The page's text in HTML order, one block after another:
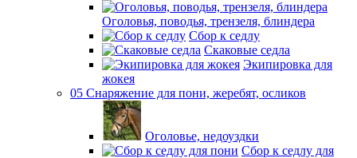
Оголовья, поводья, трензеля, блиндера
Сбор к седлу
Скаковые седла
Экипировка для
жокея
05 Снаряжение для пони, жеребят, осликов
Оголовье, недоуздки
Сбор к седлу для